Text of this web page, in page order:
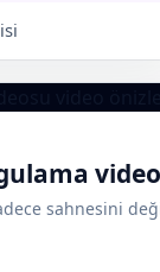
sahnesini